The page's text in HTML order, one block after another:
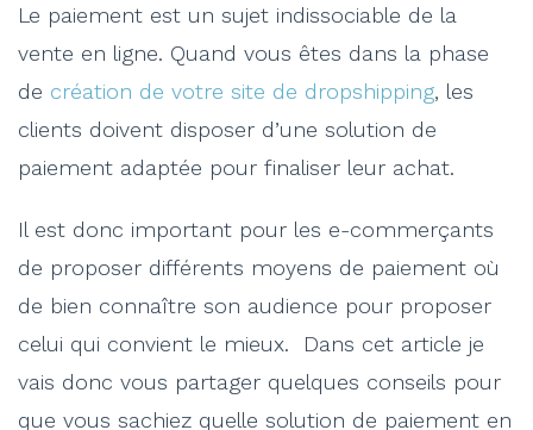
Le paiement est un sujet indissociable de la
vente en ligne. Quand vous êtes dans la phase
de création de votre site de dropshipping, les
clients doivent disposer d’une solution de
paiement adaptée pour finaliser leur achat.
Il est donc important pour les e-commerçants
de proposer différents moyens de paiement où
de bien connaître son audience pour proposer
celui qui convient le mieux. Dans cet article je
vais donc vous partager quelques conseils pour
que vous sachiez quelle solution de paiement en